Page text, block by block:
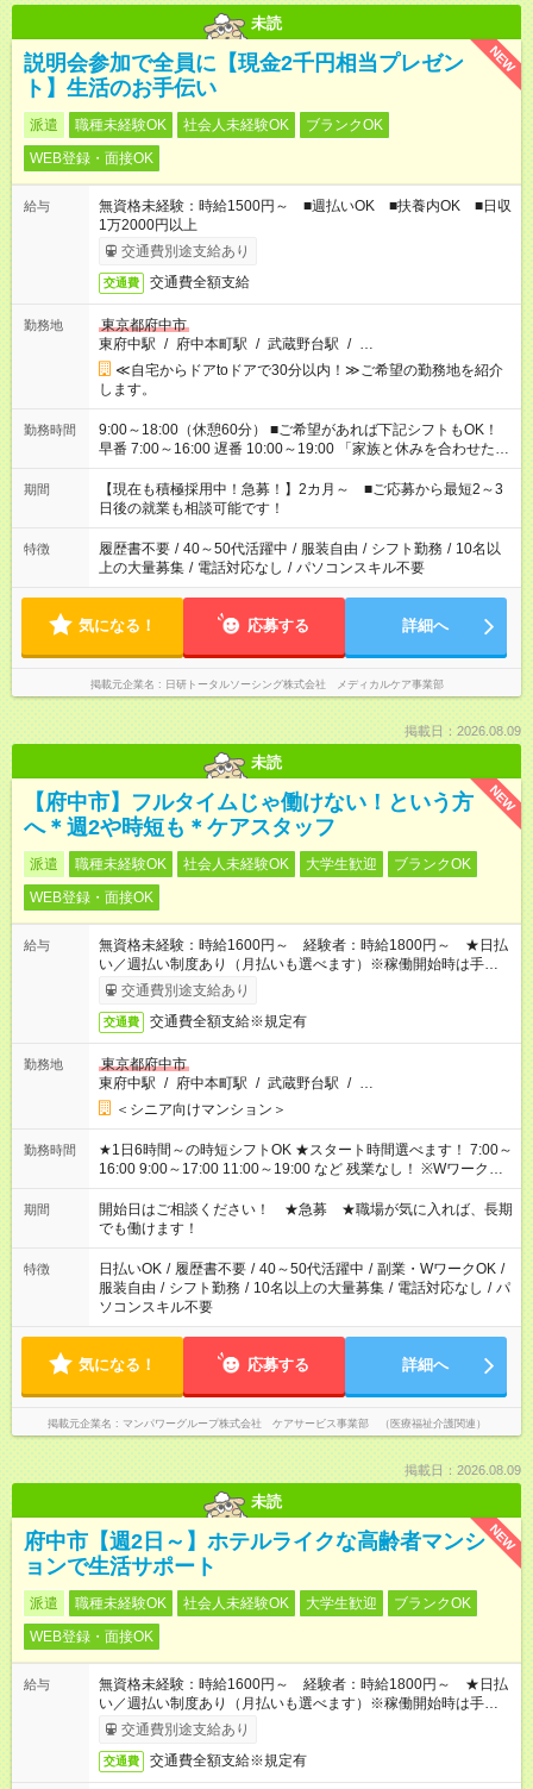
未読
NEW
説明会参加で全員に【現金2千円相当プレゼン
ト】生活のお手伝い
派遣 職種未経験OK 社会人未経験OK
ブランクOK
WEB登録・面接OK
給与
無資格未経験：時給1500円～ ■週払いOK ■扶養内OK ■日収
1万2000円以上
交通費別途支給あり
交通費 交通費全額支給
勤務地
東京都府中市
東府中駅 / 府中本町駅 / 武蔵野台駅 / …
≪自宅からドアtoドアで30分以内！≫ご希望の勤務地を紹介
します。
勤務時間
9:00～18:00（休憩60分） ■ご希望があれば下記シフトもOK！
早番 7:00～16:00 遅番 10:00～19:00 「家族と休みを合わせた
い」 「余裕を持って夕飯の準備がしたい」 「できれば残業はし
たくない」 など、ご希望を教えてくださいね。 ※Wワーク希望
の方へ 今ご覧のお仕事で希望する勤務時間と、もう1つのお仕事
の勤務時間。 合計で週40時間を超える場合は応募できません。
期間
【現在も積極採用中！急募！】2カ月～ ■ご応募から最短2～3
日後の就業も相談可能です！
特徴 履歴書不要 / 40～50代活躍中 / 服装自由 / シフト勤務 / 10名以
上の大量募集 / 電話対応なし / パソコンスキル不要
気になる！ 応募する 詳細へ
掲載元企業名 日研トータルソーシング株式会社 メディカルケア事業部
掲載日：2026.08.09
未読
NEW
【府中市】フルタイムじゃ働けない！という方
へ＊週2や時短も＊ケアスタッフ
派遣 職種未経験OK 社会人未経験OK 大学生歓迎
ブランクOK
WEB登録・面接OK
給与
無資格未経験：時給1600円～ 経験者：時給1800円～ ★日払
い／週払い制度あり（月払いも選べます）※稼働開始時は手続き
完了次第のお支払いとなります。
交通費別途支給あり
交通費 交通費全額支給※規定有
勤務地
東京都府中市
東府中駅 / 府中本町駅 / 武蔵野台駅 / …
＜シニア向けマンション＞
勤務時間
★1日6時間～の時短シフトOK ★スタート時間選べます！ 7:00～
16:00 9:00～17:00 11:00～19:00 など 残業なし！ ※Wワークの
場合、他のお仕事と合わせ週40時間超の就業はご案内できませ
ん ※法令に基づき、週20時間以上勤務は社会保険への加入対象
となります ※労働者派遣法（日雇い派遣の原則禁止）により、
短時間・短期間の就業はご案内が難しい場合があります
期間
開始日はご相談ください！ ★急募 ★職場が気に入れば、長期
でも働けます！
特徴 日払いOK / 履歴書不要 / 40～50代活躍中 / 副業・WワークOK /
服装自由 / シフト勤務 / 10名以上の大量募集 / 電話対応なし / パ
ソコンスキル不要
気になる！ 応募する 詳細へ
掲載元企業名 マンパワーグループ株式会社 ケアサービス事業部 （医療福祉介護関連）
掲載日：2026.08.09
未読
NEW
府中市【週2日～】ホテルライクな高齢者マンシ
ョンで生活サポート
派遣 職種未経験OK 社会人未経験OK 大学生歓迎
ブランクOK
WEB登録・面接OK
給与
無資格未経験：時給1600円～ 経験者：時給1800円～ ★日払
い／週払い制度あり（月払いも選べます）※稼働開始時は手続き
完了次第のお支払いとなります。
交通費別途支給あり
交通費 交通費全額支給※規定有